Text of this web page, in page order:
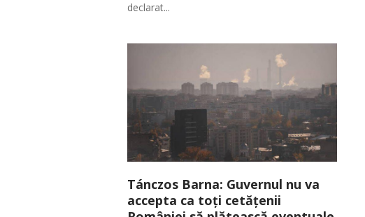
declarat...
Tánczos Barna: Guvernul nu va
accepta ca toți cetățenii